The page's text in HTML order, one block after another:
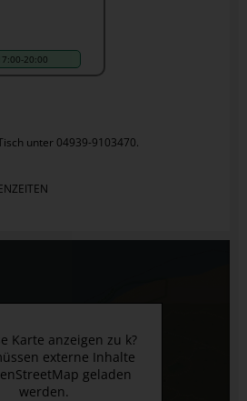
20:00
unter 04939-9103470.
Karte anzeigen zu k?
externe Inhalte
geladen
werden.